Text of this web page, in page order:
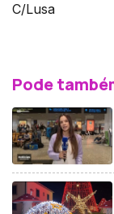
C/Lusa
Pode